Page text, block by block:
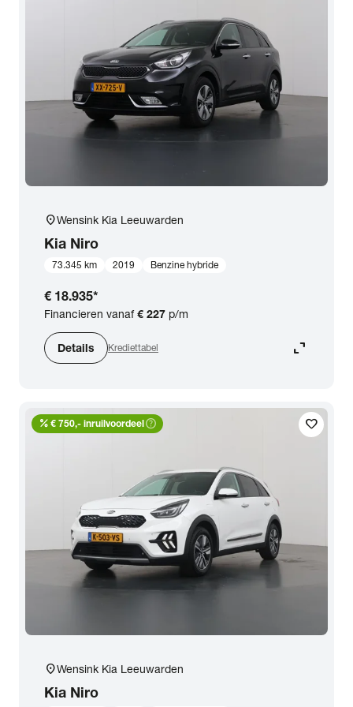
location_onWensink Kia Leeuwarden
Kia Niro
73.345 km 2019 Benzine hybride
€ 18.935*
Financieren vanaf€ 227 p/m
Details Krediettabel expand_content
favorite
percent € 750,- inruilvoordeelhelp_outline
location_onWensink Kia Leeuwarden
Kia Niro